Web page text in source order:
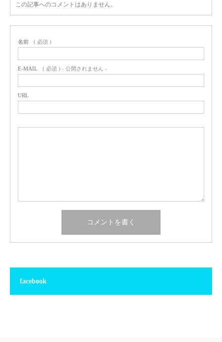
この記事へのコメントはありません。
名前 ( 必須 )
E-MAIL ( 必須 ) - 公開されません -
URL
facebook